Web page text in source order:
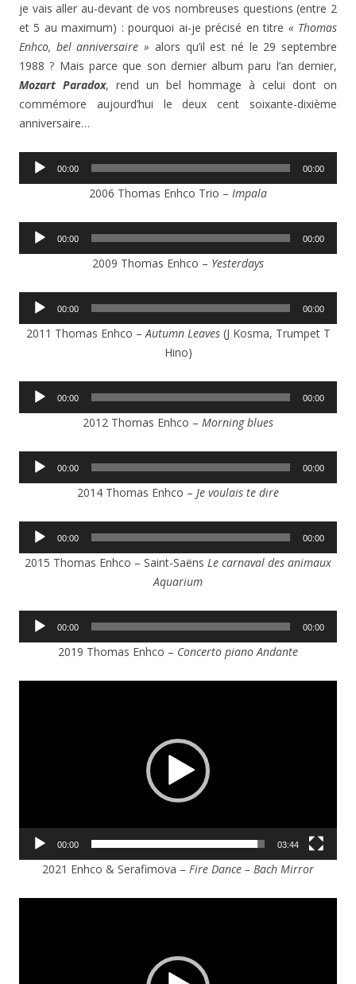
je vais aller au-devant de vos nombreuses questions (entre 2
et 5 au maximum) : pourquoi ai-je précisé en titre « Thomas
Enhco, bel anniversaire » alors qu’il est né le 29 septembre
1988 ? Mais parce que son dernier album paru l’an dernier,
Mozart Paradox, rend un bel hommage à celui dont on
commémore aujourd’hui le deux cent soixante-dixième
anniversaire…
Lecteur
00:00 00:00
2006 Thomas Enhco Trio – Impala
Lecteur
00:00 00:00
2009 Thomas Enhco – Yesterdays
Lecteur
00:00 00:00
2011 Thomas Enhco –Autumn Leaves(J Kosma, Trumpet T
Hino)
Lecteur
00:00 00:00
2012 Thomas Enhco – Morning blues
Lecteur
00:00 00:00
2014 Thomas Enhco – Je voulais te dire
Lecteur
00:00 00:00
2015 Thomas Enhco – Saint-Saëns Le carnaval des animaux
Aquarium
Lecteur
00:00 00:00
2019 Thomas Enhco – Concerto piano Andante
00:00 03:44
2021 Enhco & Serafimova – Fire Dance – Bach Mirror